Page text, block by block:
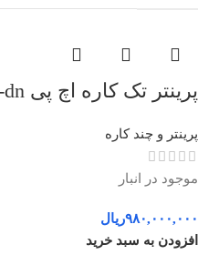
پرینتر تک کاره اچ پی M507-dn
پرینتر و چند کاره
موجود در انبار
۹۸۰,۰۰۰,۰۰۰ریال
افزودن به سبد خرید